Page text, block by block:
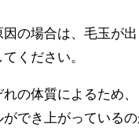
の場合は、毛玉が
ください。
の体質によるため
でき上がっている